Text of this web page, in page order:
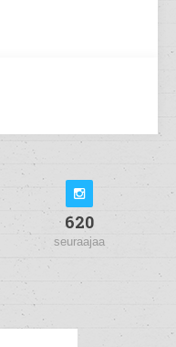
620
seuraajaa